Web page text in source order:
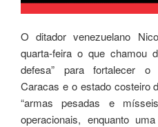
O ditador venezuelano
quarta-feira o que chamou
defesa” para fortalecer o
Caracas e o estado costeiro
“armas pesadas e
operacionais, enquanto